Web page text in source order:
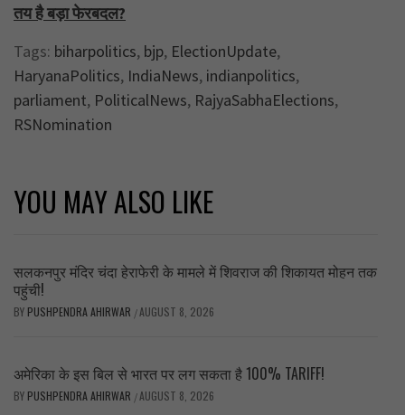
तय है बड़ा फेरबदल?
Tags: biharpolitics, bjp, ElectionUpdate,
HaryanaPolitics, IndiaNews, indianpolitics,
parliament, PoliticalNews, RajyaSabhaElections,
RSNomination
YOU MAY ALSO LIKE
सलकनपुर मंदिर चंदा हेराफेरी के मामले में शिवराज की शिकायत मोहन तक
पहुंची!
BY PUSHPENDRA AHIRWAR /AUGUST 8, 2026
अमेरिका के इस बिल से भारत पर लग सकता है 100% TARIFF!
BY PUSHPENDRA AHIRWAR /AUGUST 8, 2026